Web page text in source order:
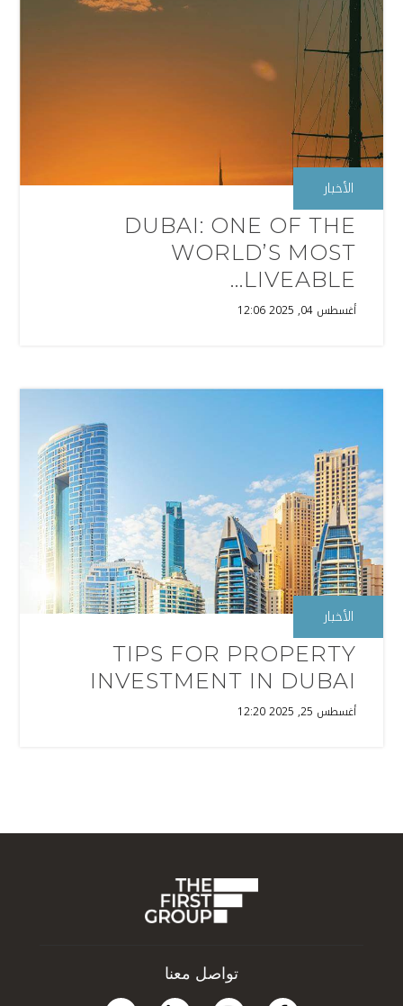
الأخبار
DUBAI: ONE OF THE
WORLD’S MOST
LIVEABLE...
أغسطس 04, 2025 12:06
الأخبار
TIPS FOR PROPERTY
INVESTMENT IN DUBAI
أغسطس 25, 2025 12:20
تواصل معنا